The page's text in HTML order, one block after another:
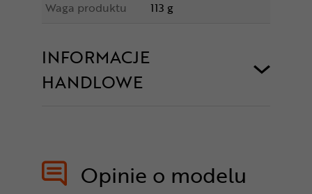
Waga produktu 113 g
INFORMACJE
HANDLOWE
Opinie o modelu